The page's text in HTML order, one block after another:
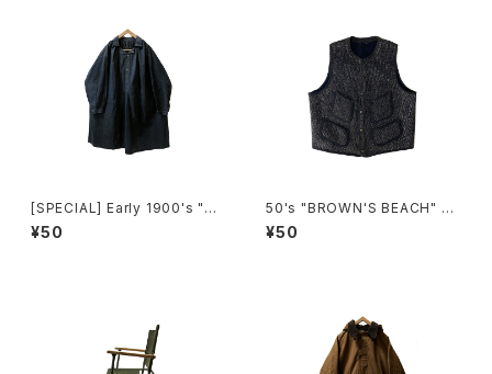
[SPECIAL] Early 1900's "BI
AUDE" INDIGO LINEN SMO
CK
¥50
50's "BROWN'S BEACH" BE
ACH CLOTH VEST
¥50